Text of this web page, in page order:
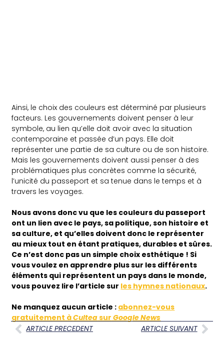
Ainsi, le choix des couleurs est déterminé par plusieurs
facteurs. Les gouvernements doivent penser à leur
symbole, au lien qu’elle doit avoir avec la situation
contemporaine et passée d’un pays. Elle doit
représenter une partie de sa culture ou de son histoire.
Mais les gouvernements doivent aussi penser à des
problématiques plus concrètes comme la sécurité,
l’unicité du passeport et sa tenue dans le temps et à
travers les voyages.
Nous avons donc vu que les couleurs du passeport
ont un lien avec le pays, sa politique, son histoire et
sa culture, et qu’elles doivent donc le représenter
au mieux tout en étant pratiques, durables et sûres.
Ce n’est donc pas un simple choix esthétique ! Si
vous voulez en apprendre plus sur les différents
éléments qui représentent un pays dans le monde,
vous pouvez lire l’article sur les hymnes nationaux.
Ne manquez aucun article : abonnez-vous
gratuitement àCulteasur Google News
ARTICLE PRECEDENT
ARTICLE SUIVANT